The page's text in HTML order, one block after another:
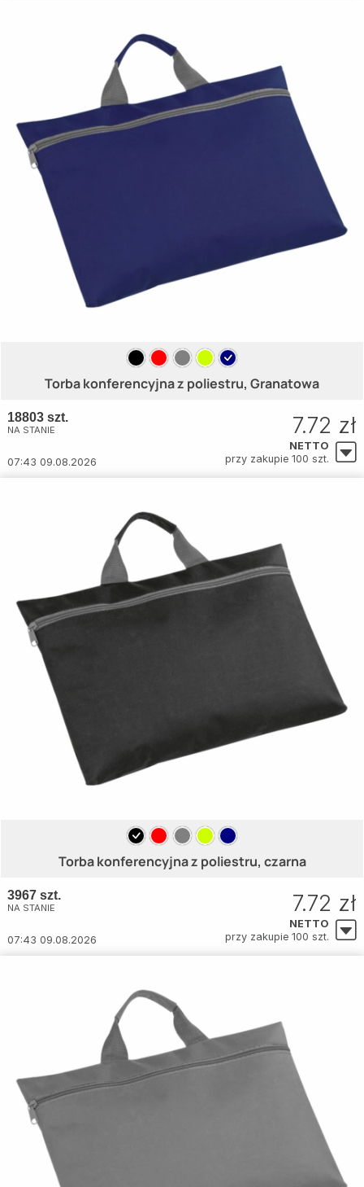
Torba konferencyjna z poliestru, Granatowa
18803 szt.
NA STANIE
07:43 09.08.2026
7.72 zł
NETTO
przy zakupie 100 szt.
Torba konferencyjna z poliestru, czarna
3967 szt.
NA STANIE
07:43 09.08.2026
7.72 zł
NETTO
przy zakupie 100 szt.